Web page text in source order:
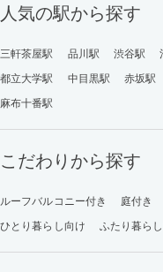
人気の駅から探す
三軒茶屋駅 品川駅 渋谷駅
都立大学駅
中目黒駅 赤坂駅
麻布十番駅
こだわりから探す
ルーフバルコニー付き 庭付き
ひとり暮らし向け
ふたり暮ら